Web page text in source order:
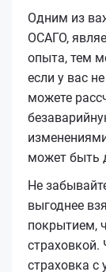
Одним из
ОСАГО,
опыта, тем
если у вас
можете
может быть
Не
выгоднее
покрытием,
страховкой.
страховка с